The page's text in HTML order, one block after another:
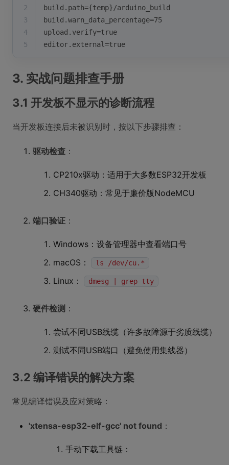
2
build.path={temp}/arduino_build
3
build.warn_data_percentage=75
4
upload.verify=true
5
editor.external=true
3. 实战问题排查手册
3.1 开发板不显示的诊断流程
当开发板连接后未被识别时，按以下步骤排查：
驱动检查 ：
CP210x驱动：适用于大多数ESP32开发板
CH340驱动：常见于廉价版NodeMCU
端口验证 ：
Windows：设备管理器中查看端口号
macOS：
ls /dev/cu.*
Linux： dmesg | grep tty
硬件检测 ：
尝试不同USB线缆（许多故障源于劣质线缆）
测试不同USB端口（避免使用集线器）
3.2 编译错误的解决方案
常见编译错误及应对策略：
'xtensa-esp32-elf-gcc' not found ：
手动下载工具链：